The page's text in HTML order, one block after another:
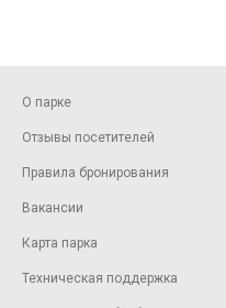
О парке
Отзывы посетителей
Правила бронирования
Вакансии
Карта парка
Техническая поддержка